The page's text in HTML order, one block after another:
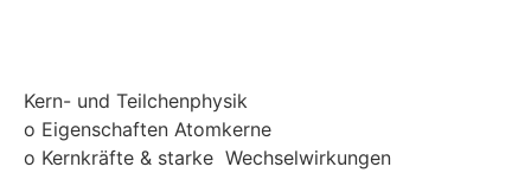
Kern- und Teilchenphysik
o Eigenschaften Atomkerne
o Kernkräfte & starke Wechselwirkungen